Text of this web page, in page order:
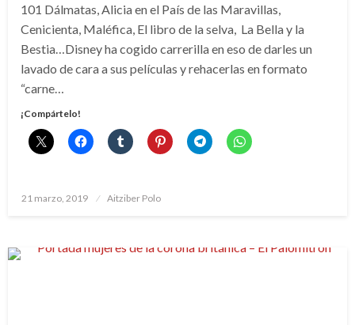
101 Dálmatas, Alicia en el País de las Maravillas,
Cenicienta, Maléfica, El libro de la selva, La Bella y la
Bestia…Disney ha cogido carrerilla en eso de darles un
lavado de cara a sus películas y rehacerlas en formato
“carne…
¡Compártelo!
Publicado
21 marzo, 2019 Aitziber Polo